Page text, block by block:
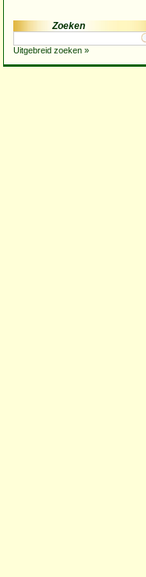
Zoeken
Uitgebreid zoeken »